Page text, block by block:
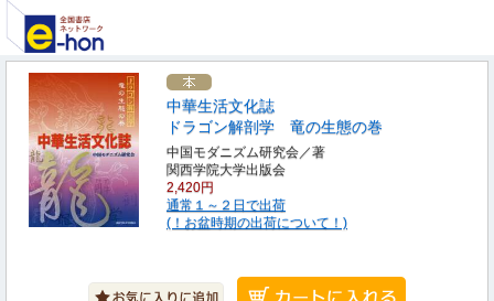
中華生活文化誌
ドラゴン解剖学 竜の生態の巻
中国モダニズム研究会／著
関西学院大学出版会
2,420円
通常１～２日で出荷
(！お盆時期の出荷について！)